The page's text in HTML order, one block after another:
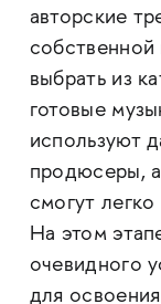
авторские
выбрать из
готовые
используют
продюсеры,
смогут
На этом
очевидного
для